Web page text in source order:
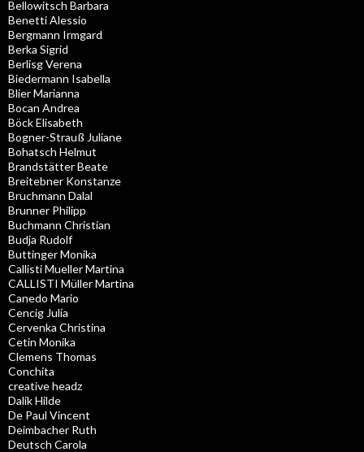
Bellowitsch Barbara
Benetti Alessio
Bergmann Irmgard
Berka Sigrid
Berlisg Verena
Biedermann Isabella
Blier Marianna
Bocan Andrea
Böck Elisabeth
Bogner-Strauß Juliane
Bohatsch Helmut
Brandstätter Beate
Breitebner Konstanze
Bruchmann Dalal
Brunner Philipp
Buchmann Christian
Budja Rudolf
Buttinger Monika
Callisti Mueller Martina
CALLISTI Müller Martina
Canedo Mario
Cencig Julia
Cervenka Christina
Cetin Monika
Clemens Thomas
Conchita
creative headz
Dalik Hilde
De Paul Vincent
Deimbacher Ruth
Deutsch Carola